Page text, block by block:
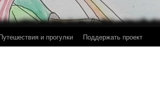
и прогулки Поддержать проект